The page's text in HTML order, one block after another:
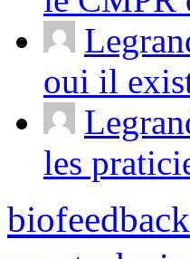
oui il
les
biofeedback